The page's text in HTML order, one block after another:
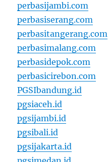
perbasijambi.com
perbasiserang.com
perbasitangerang.com
perbasimalang.com
perbasidepok.com
perbasicirebon.com
PGSIbandung.id
pgsiaceh.id
pgsijambi.id
pgsibali.id
pgsijakarta.id